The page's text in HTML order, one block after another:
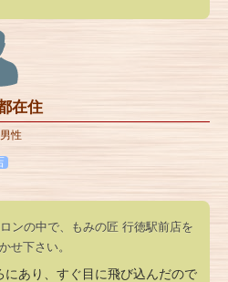
在住
性
ンの中で、もみの匠 行徳駅前店を
せ下さい。
あり、すぐ目に飛び込んだので